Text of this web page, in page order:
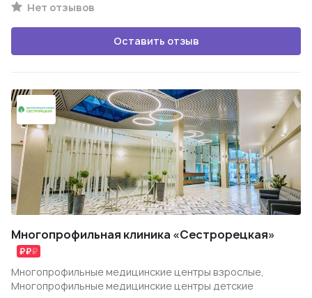
Нет отзывов
Оставить отзыв
Многопрофильная клиника «Сестрорецкая»
Многопрофильные медицинские центры взрослые,
Многопрофильные медицинские центры детские